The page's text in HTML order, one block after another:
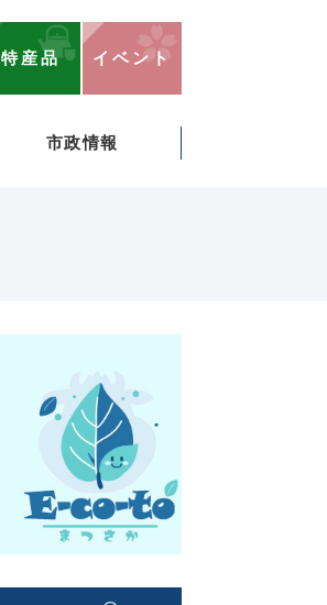
特産品 イベント
市政情報